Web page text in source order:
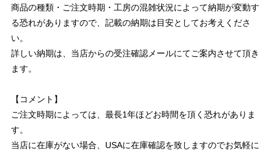
商品の種類・ご注文時期・工房の混雑状況によって納期が変動す
る恐れがありますので、記載の納期は目安としてお考えくださ
い。
詳しい納期は、当店からの受注確認メールにてご案内させて頂き
ます。
【コメント】
ご注文時期によっては、最長1年ほどお時間を頂く恐れがありま
す。
当店に在庫がない場合、USAに在庫確認を致しますのでお気軽に